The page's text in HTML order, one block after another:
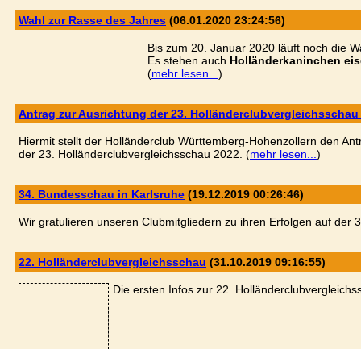
Wahl zur Rasse des Jahres (06.01.2020 23:24:56)
Bis zum 20. Januar 2020 läuft noch die
Es stehen auch Holländerkaninchen
(mehr lesen... )
Antrag zur Ausrichtung der 23. Holländerclubvergleichsschau
Hiermit stellt der Holländerclub Württemberg-Hohenzollern den
der 23. Holländerclubvergleichsschau 2022. (mehr lesen... )
34. Bundesschau in Karlsruhe (19.12.2019 00:26:46)
Wir gratulieren unseren Clubmitgliedern zu ihren Erfolgen auf der
22. Holländerclubvergleichsschau (31.10.2019 09:16:55)
Die ersten Infos zur 22.